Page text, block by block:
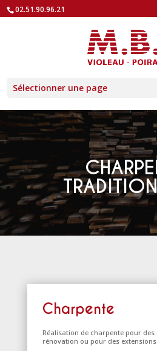
02.51.90.96.21
Sélectionner une page
Charpente
Réalisation de charpente pour des
rénovation ou pour des extensions.